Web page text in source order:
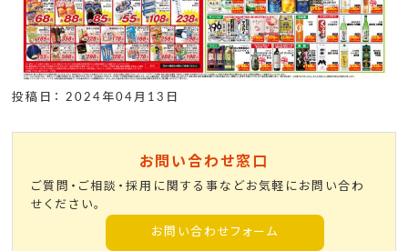
投稿日： 2024年04月13日
お問い合わせ窓口
ご質問・ご相談・採用に関する事などお気軽にお問い合わ
せください。
お問い合わせフォーム